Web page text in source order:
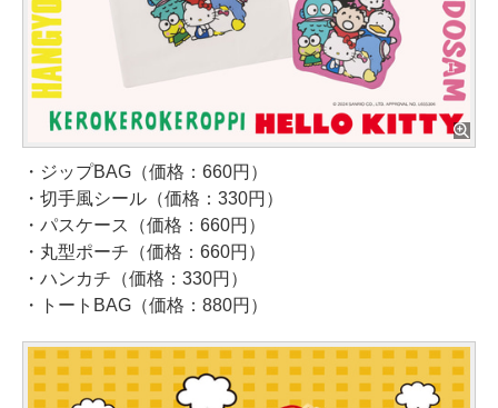
・ジップBAG（価格：660円）
・切手風シール（価格：330円）
・パスケース（価格：660円）
・丸型ポーチ（価格：660円）
・ハンカチ（価格：330円）
・トートBAG（価格：880円）